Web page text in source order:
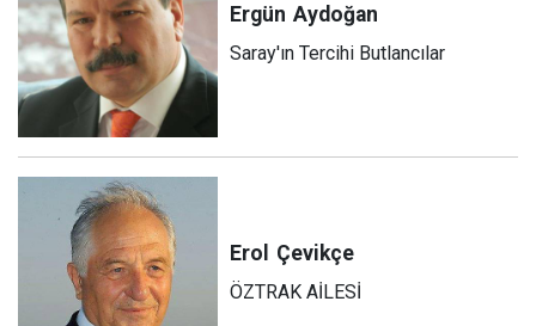
Ergün Aydoğan
Saray'ın Tercihi Butlancılar
Erol Çevikçe
ÖZTRAK AİLESİ